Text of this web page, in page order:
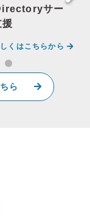
サー
援
くはこちらから
ら